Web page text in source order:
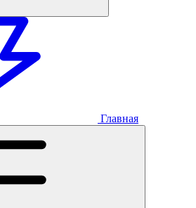
Главная